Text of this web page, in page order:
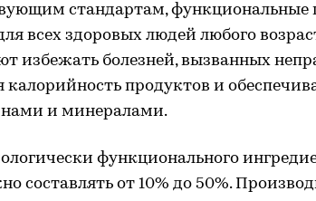
стандартам,
всех здоровых людей любого
избежать болезней, вызванных
продуктов и
и минералами.
функционального
составлять от 10% до 50%.